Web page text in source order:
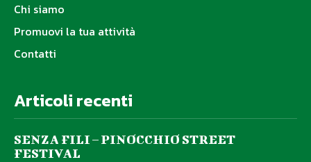
Chi siamo
Promuovi la tua attività
Contatti
Articoli recenti
SENZA FILI – PINOCCHIO STREET
FESTIVAL